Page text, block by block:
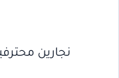
نجارين